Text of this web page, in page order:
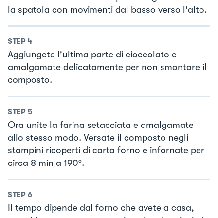
la spatola con movimenti dal basso verso l'alto.
STEP 4
Aggiungete l'ultima parte di cioccolato e
amalgamate delicatamente per non smontare il
composto.
STEP 5
Ora unite la farina setacciata e amalgamate
allo stesso modo. Versate il composto negli
stampini ricoperti di carta forno e infornate per
circa 8 min a 190°.
STEP 6
Il tempo dipende dal forno che avete a casa,